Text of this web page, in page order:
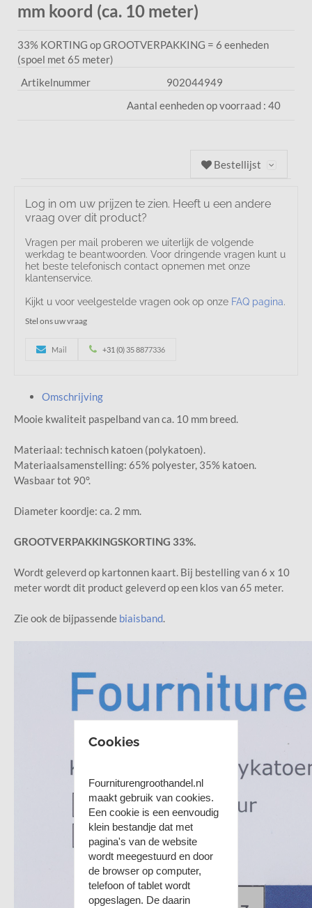
mm koord (ca. 10 meter)
33% KORTING op GROOTVERPAKKING = 6 eenheden
(spoel met 65 meter)
Artikelnummer
902044949
Aantal eenheden op voorraad : 40
Bestellijst
Log in om uw prijzen te zien. Heeft u een andere
vraag over dit product?
Vragen per mail proberen we uiterlijk de volgende
werkdag te beantwoorden. Voor dringende vragen kunt u
het beste telefonisch contact opnemen met onze
klantenservice.
Kijkt u voor veelgestelde vragen ook op onze FAQ pagina.
Stel ons uw vraag
Mail +31 (0) 35 8877336
Omschrijving
Mooie kwaliteit paspelband van ca. 10 mm breed.
Materiaal: technisch katoen (polykatoen).
Materiaalsamenstelling: 65% polyester, 35% katoen.
Wasbaar tot 90°.
Diameter koordje: ca. 2 mm.
GROOTVERPAKKINGSKORTING 33%.
Wordt geleverd op kartonnen kaart. Bij bestelling van 6 x 10
meter wordt dit product geleverd op een klos van 65 meter.
Zie ook de bijpassende biaisband
Cookies
Fourniturengroothandel.nl
maakt gebruik van cookies.
Een cookie is een eenvoudig
klein bestandje dat met
pagina's van de website
wordt meegestuurd en door
de browser op computer,
telefoon of tablet wordt
opgeslagen. De daarin